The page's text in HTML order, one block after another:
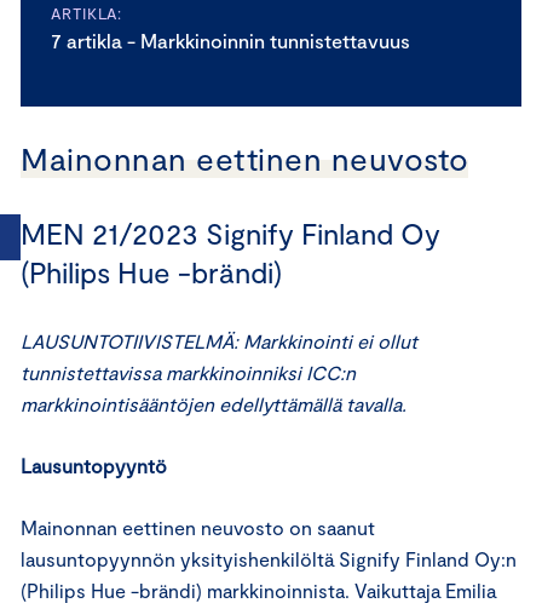
ARTIKLA:
7 artikla - Markkinoinnin tunnistettavuus
Mainonnan eettinen neuvosto
MEN 21/2023 Signify Finland Oy
(Philips Hue -brändi)
LAUSUNTOTIIVISTELMÄ: Markkinointi ei ollut
tunnistettavissa markkinoinniksi ICC:n
markkinointisääntöjen edellyttämällä tavalla.
Lausuntopyyntö
Mainonnan eettinen neuvosto on saanut
lausuntopyynnön yksityishenkilöltä Signify Finland Oy:n
(Philips Hue -brändi) markkinoinnista. Vaikuttaja Emilia